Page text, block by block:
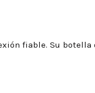
fiable. Su